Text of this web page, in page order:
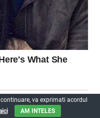
va exprimati acordul
AM INTELES